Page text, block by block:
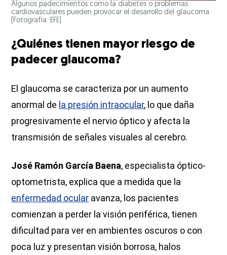
Algunos padecimientos como la diabetes o problemas
cardiovasculares pueden provocar el desarrollo del glaucoma.
[Fotografía. EFE]
¿Quiénes tienen mayor riesgo de
padecer glaucoma?
El glaucoma se caracteriza por un aumento
anormal de la presión intraocular, lo que daña
progresivamente el nervio óptico y afecta la
transmisión de señales visuales al cerebro.
José Ramón García Baena, especialista óptico-
optometrista, explica que a medida que la
enfermedad ocular avanza, los pacientes
comienzan a perder la visión periférica, tienen
dificultad para ver en ambientes oscuros o con
poca luz y presentan visión borrosa, halos